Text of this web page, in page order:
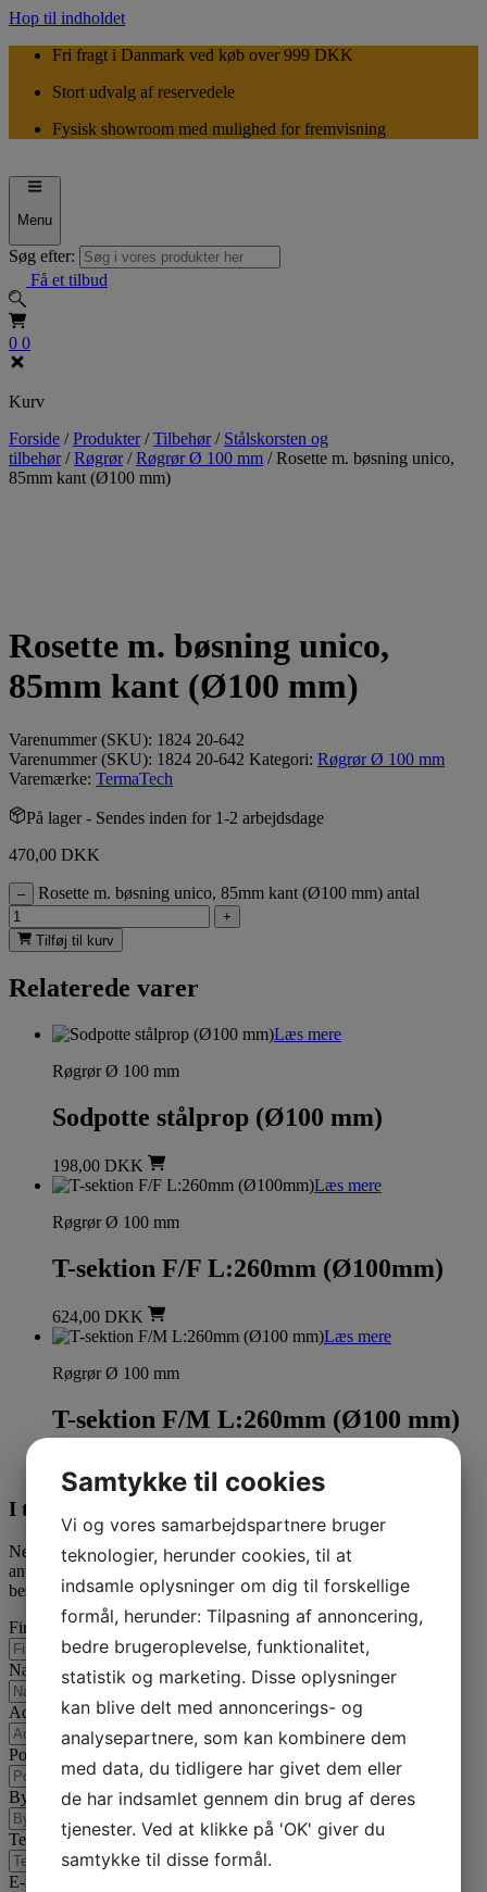
Hop til indholdet
Fri fragt i Danmark ved køb over 999 DKK
Stort udvalg af reservedele
Fysisk showroom med mulighed for fremvisning
Menu
Søg efter:
Få et tilbud
0 0
Kurv
Forside /Produkter /Tilbehør / Stålskorsten og
tilbehør /Røgrør /Røgrør Ø 100 mm /Rosette m. bøsning unico,
85mm kant (Ø100 mm)
Rosette m. bøsning unico,
85mm kant (Ø100 mm)
Varenummer (SKU): 1824 20-642
Varenummer (SKU): 1824 20-642 Kategori: Røgrør Ø 100 mm
Varemærke: TermaTech
På lager - Sendes inden for 1-2 arbejdsdage
470,00 DKK
– Rosette m. bøsning unico, 85mm kant (Ø100 mm) antal
+
Tilføj til kurv
Relaterede varer
Læs mere
Røgrør Ø 100 mm
Sodpotte stålprop (Ø100 mm)
198,00 DKK
Læs mere
Røgrør Ø 100 mm
T-sektion F/F L:260mm (Ø100mm)
624,00 DKK
Læs mere
Røgrør Ø 100 mm
T-sektion F/M L:260mm (Ø100 mm)
616,00
I tvivl? Kontakt os i dag
Nedenfor kan du kontakte os. Den følgende kontaktformular kan
anvendes til alle spørgsmål som du ikke har fået svar på her. Vi
bestræber os på at besvare alle henvendelser indenfor 24 timer.
Firmanavn
Navn
Adresse
Postnummer
By
Telefon
E-mail
Samtykke til cookies
Vi og vores samarbejdspartnere bruger
teknologier, herunder cookies, til at
indsamle oplysninger om dig til forskellige
formål, herunder: Tilpasning af annoncering,
bedre brugeroplevelse, funktionalitet,
statistik og marketing. Disse oplysninger
kan blive delt med annoncerings- og
analysepartnere, som kan kombinere dem
med data, du tidligere har givet dem eller
de har indsamlet gennem din brug af deres
tjenester. Ved at klikke på 'OK' giver du
samtykke til disse formål.